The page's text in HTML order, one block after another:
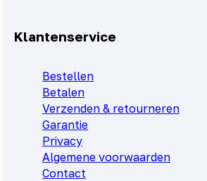
Klantenservice
Bestellen
Betalen
Verzenden & retourneren
Garantie
Privacy
Algemene voorwaarden
Contact